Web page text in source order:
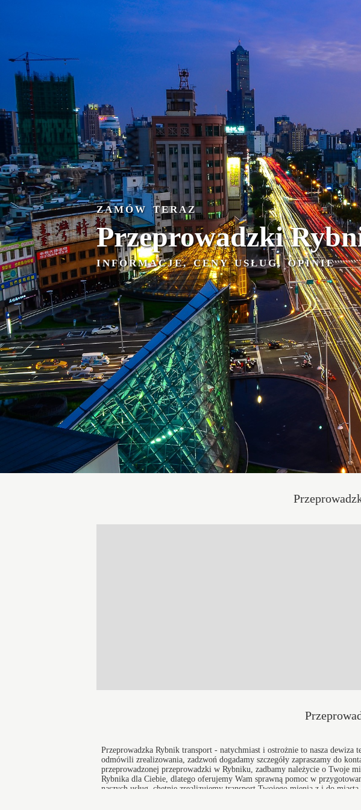
ZAMÓW TERAZ
Przeprowadzki
INFORMACJE, CENY USŁUG, OPINIE
PrzeprowadzkaRybnik transport - natychmiast i ostrożnie to nasza dewiza
odmówili zrealizowania, zadzwoń dogadamy szczegóły zapraszamy do
przeprowadzonej przeprowadzki w Rybniku, zadbamy należycie o Twoje
Rybnika dla Ciebie, dlatego oferujemy Wam sprawną pomoc w
naszych usług, chętnie zrealizujemy transport Twojego mienia z i do